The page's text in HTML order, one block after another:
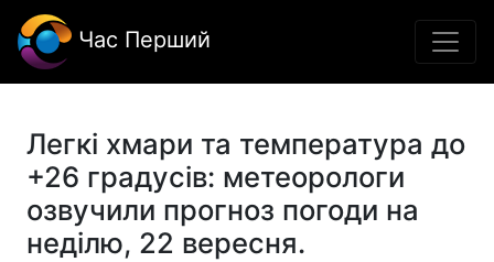
Час Перший
Легкі хмари та температура до
+26 градусів: метеорологи
озвучили прогноз погоди на
неділю, 22 вересня.